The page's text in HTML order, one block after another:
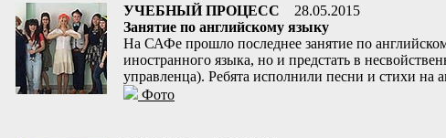
УЧЕБНЫЙ ПРОЦЕСС
28.05.2015
Занятие по английскому языку
На САФе прошло последнее занятие по
иностранного языка, но и предстать в
управленца). Ребята исполнили песни и стихи на
Фото